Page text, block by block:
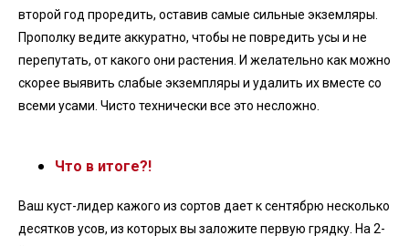
второй год проредить, оставив самые сильные экземляры.
Прополку ведите аккуратно, чтобы не повредить усы и не
перепутать, от какого они растения. И желательно как можно
скорее выявить слабые экземпляры и удалить их вместе со
всеми усами. Чисто технически все это несложно.
Что в итоге?!
Ваш куст-лидер кажого из сортов дает к сентябрю несколько
десятков усов, из которых вы заложите первую грядку. На 2-